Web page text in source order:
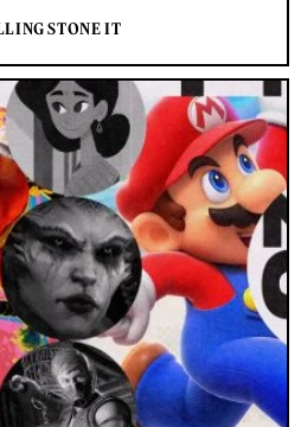
STONE IT